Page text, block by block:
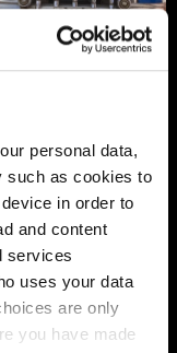
personal data,
such as cookies to
in order to
and content
services
uses your data
are only
you have made
ekonomije pod